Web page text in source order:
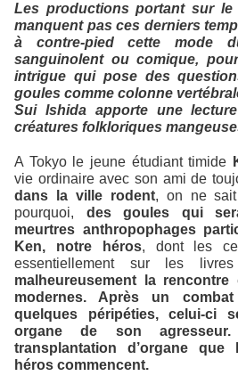
Les productions portant sur le
manquent pas ces derniers
à contre-pied cette mode
sanguinolent ou comique,
intrigue qui pose des
goules comme colonne
Sui Ishida apporte une
créatures folkloriques
A Tokyo le jeune étudiant timide
vie ordinaire avec son ami de
dans la ville rodent, on ne sait
pourquoi, des goules qui
meurtres anthropophages
Ken, notre héros, dont les
essentiellement sur les
malheureusement la
modernes. Après un
quelques péripéties, celui-ci
organe de son
transplantation d’organe
héros commencent.